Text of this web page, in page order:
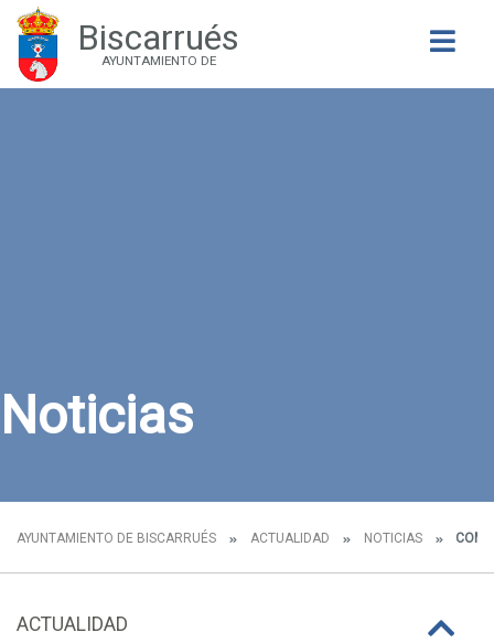
Biscarrués
AYUNTAMIENTO DE
Noticias
AYUNTAMIENTO DE BISCARRUÉS ACTUALIDAD NOTICIAS
ACTUALIDAD